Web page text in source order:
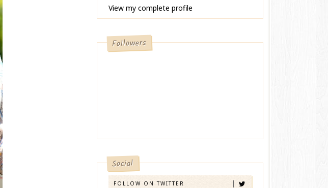
View my complete profile
Followers
Social
FOLLOW ON TWITTER